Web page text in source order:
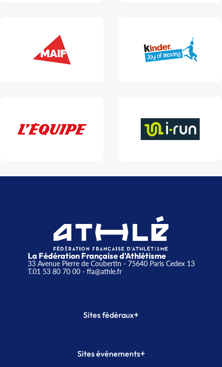
La Fédération Française d'Athlétisme
33 Avenue Pierre de Coubertin - 75640 Paris Cedex 13
T.01 53 80 70 00- ffa@athle.fr
Sites fédéraux+
Plateforme Formation
Sites événements+